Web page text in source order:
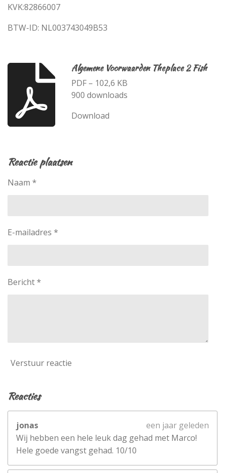
KVK:82866007
BTW-ID: NL003743049B53
Algemene Voorwaarden Theplace 2 Fish
PDF – 102,6 KB
900 downloads
Download
Reactie plaatsen
Naam *
E-mailadres *
Bericht *
Verstuur reactie
Reacties
jonas
een jaar geleden
Wij hebben een hele leuk dag gehad met Marco!
Hele goede vangst gehad. 10/10